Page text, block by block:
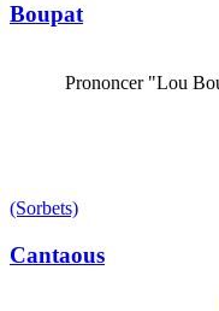
Boupat
Prononcer "Lou
(Sorbets)
Cantaous